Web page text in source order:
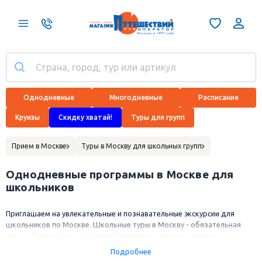
Однодневные Многодневные Расписание
Круизы Скидку хватай! Туры для групп
Прием в Москве Туры в Москву для школьных групп
Однодневные программы в Москве для
школьников
Приглашаем на увлекательные и познавательные экскурсии для
школьников по Москве. Школьные туры в Москву - обязательная
часть обучения, ведь история Москвы неразрывно связана с
В ассортименте туров в Москву для школьных групп есть и экскурсии
Подробнее